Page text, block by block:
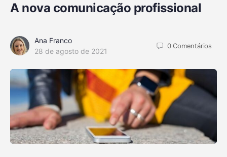
A nova comunicação profissional
Ana Franco
28 de agosto de 2021
0Comentários